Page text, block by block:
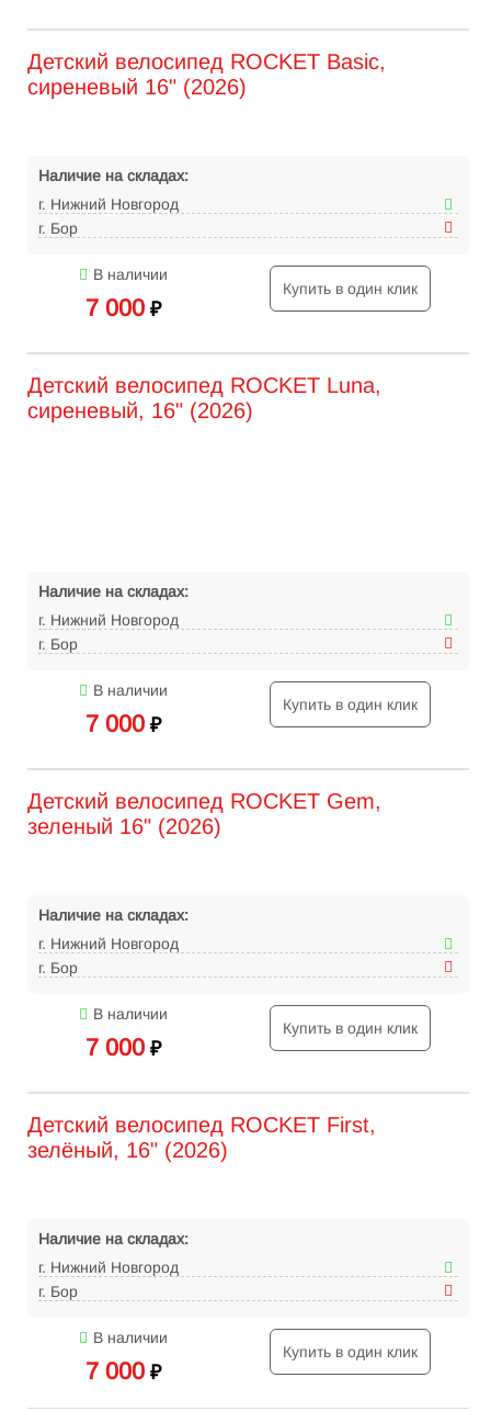
Детский велосипед ROCKET Basic,
сиреневый 16" (2026)
Наличие на складах:
г. Нижний Новгород
г. Бор
В наличии
7 000 ₽
Купить в один клик
Детский велосипед ROCKET Luna,
сиреневый, 16" (2026)
Наличие на складах:
г. Нижний Новгород
г. Бор
В наличии
7 000 ₽
Купить в один клик
Детский велосипед ROCKET Gem,
зеленый 16" (2026)
Наличие на складах:
г. Нижний Новгород
г. Бор
В наличии
7 000 ₽
Купить в один клик
Детский велосипед ROCKET First,
зелёный, 16" (2026)
Наличие на складах:
г. Нижний Новгород
г. Бор
В наличии
7 000 ₽
Купить в один клик